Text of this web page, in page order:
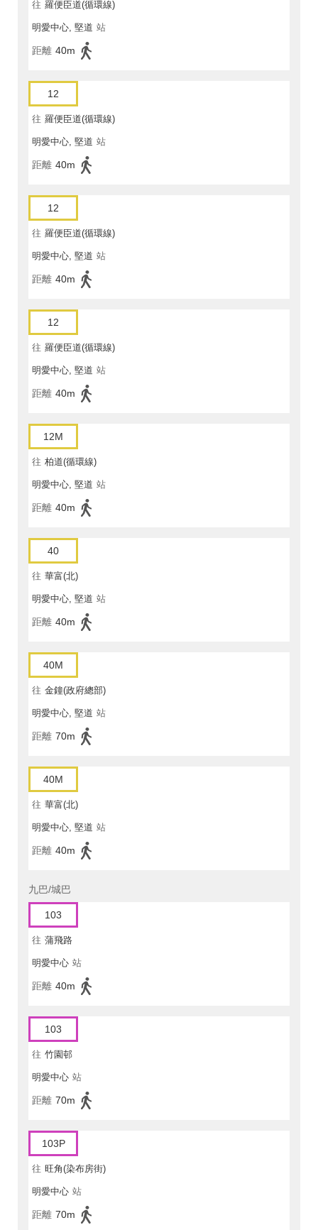
往 羅便臣道(循環線)
明愛中心, 堅道 站
距離 40m
12
往 羅便臣道(循環線)
明愛中心, 堅道 站
距離 40m
12
往 羅便臣道(循環線)
明愛中心, 堅道 站
距離 40m
12
往 羅便臣道(循環線)
明愛中心, 堅道 站
距離 40m
12M
往 柏道(循環線)
明愛中心, 堅道 站
距離 40m
40
往 華富(北)
明愛中心, 堅道 站
距離 40m
40M
往 金鐘(政府總部)
明愛中心, 堅道 站
距離 70m
40M
往 華富(北)
明愛中心, 堅道 站
距離 40m
九巴/城巴
103
往 蒲飛路
明愛中心 站
距離 40m
103
往 竹園邨
明愛中心 站
距離 70m
103P
往 旺角(染布房街)
明愛中心 站
距離 70m